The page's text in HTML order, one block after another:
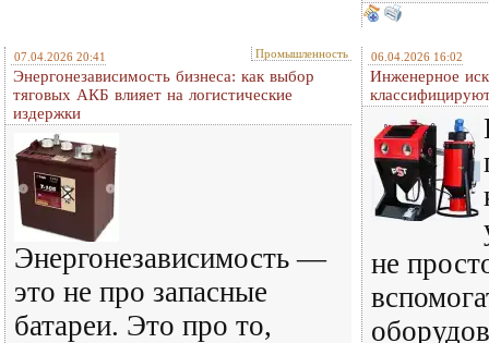
07.04.2026 20:41 Промышленность
Энергонезависимость бизнеса: как выбор
тяговых АКБ влияет на логистические
издержки
Энергонезависимость —
это не про запасные
батареи. Это про то,
06.04.2026 16:02
Инженерное
не